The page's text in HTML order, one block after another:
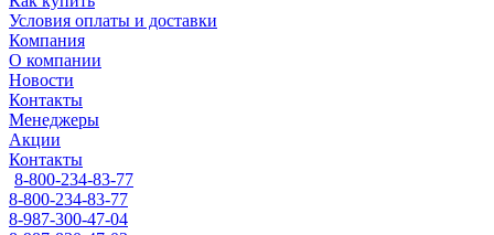
Условия оплаты и доставки
Компания
О компании
Новости
Контакты
Менеджеры
Акции
Контакты
8-800-234-83-77
8-800-234-83-77
8-987-300-47-04